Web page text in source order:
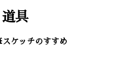
具
スケッチのすすめ